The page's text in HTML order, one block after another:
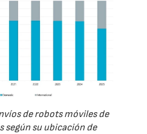
de robots móviles de
según su ubicación de